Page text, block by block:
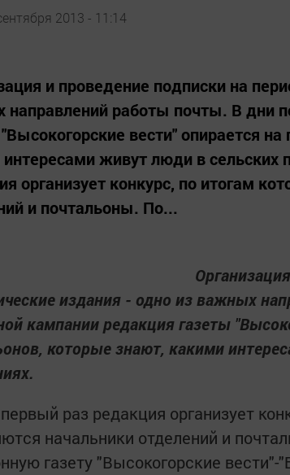
2013 - 11:14
и проведение подписки на
работы почты. В дни
вести" опирается
живут люди в сельских
организует конкурс, по итогам
и почтальоны. По...
издания - одно из важных
кампании редакция газеты
которые знают, какими
раз редакция организует
начальники отделений и
газету "Высокогорские вести"-